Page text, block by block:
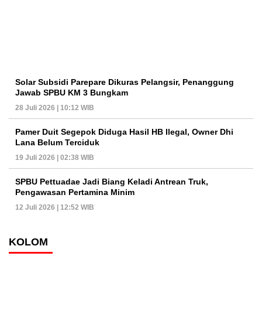
Solar Subsidi Parepare Dikuras Pelangsir, Penanggung
Jawab SPBU KM 3 Bungkam
28 Juli 2026 | 10:12 WIB
Pamer Duit Segepok Diduga Hasil HB Ilegal, Owner Dhi
Lana Belum Terciduk
19 Juli 2026 | 02:38 WIB
SPBU Pettuadae Jadi Biang Keladi Antrean Truk,
Pengawasan Pertamina Minim
12 Juli 2026 | 12:52 WIB
KOLOM